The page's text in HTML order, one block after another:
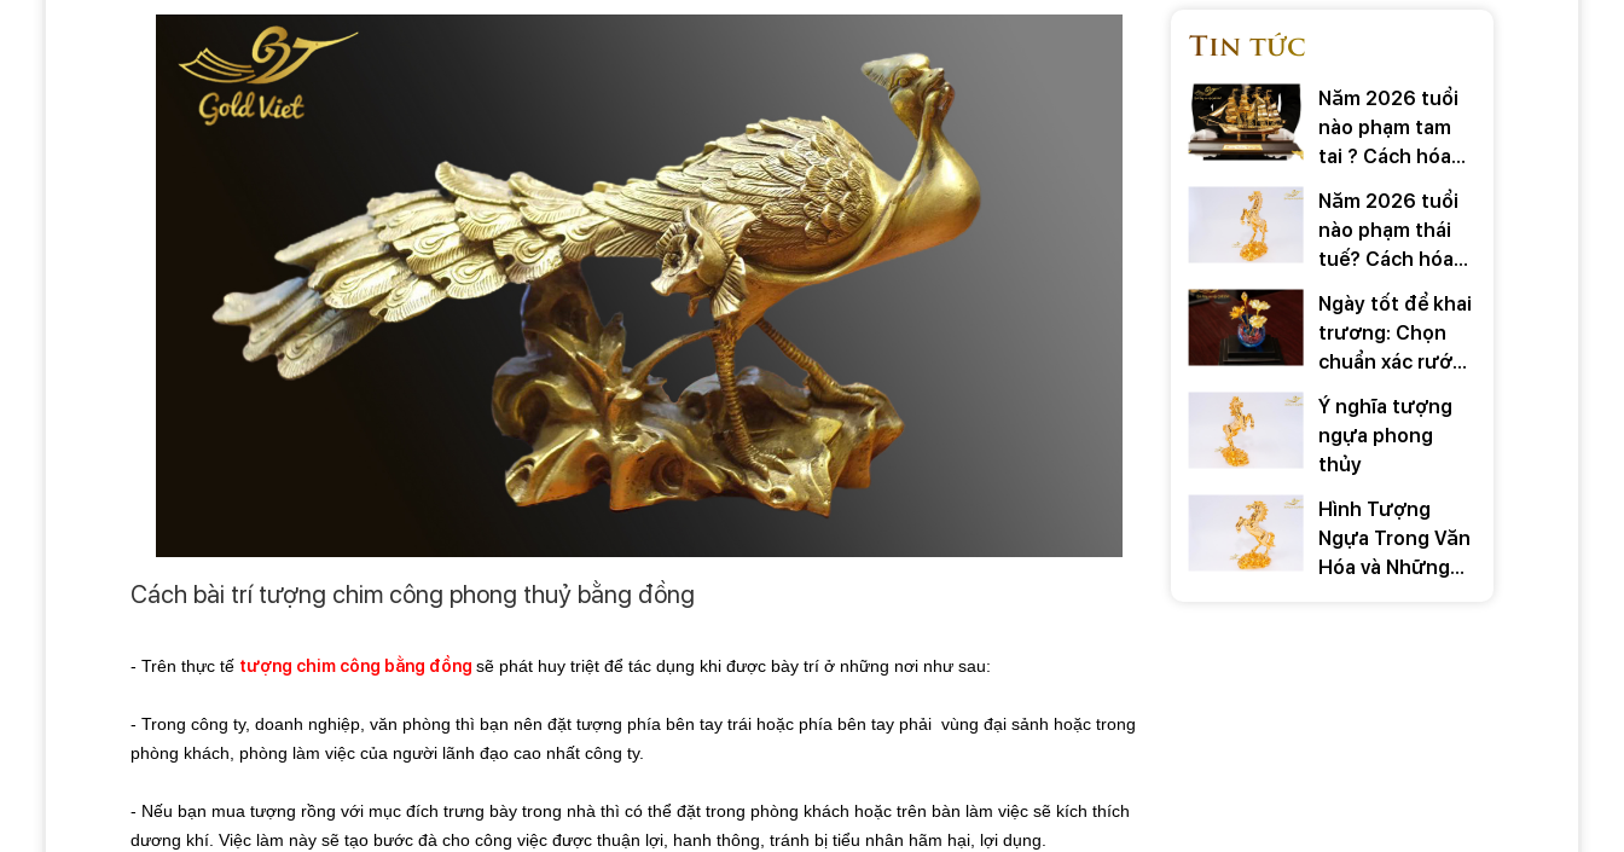
Cách bài trí tượng chim công phong thuỷ bằng đồng
- Trên thực tế tượng chim công bằng đồng sẽ phát huy triệt để tác dụng khi được bày trí ở những nơi như sau:
- Trong công ty, doanh nghiệp, văn phòng thì bạn nên đặt tượng phía bên tay trái hoặc phía bên tay phải vùng đại sảnh hoặc trong
phòng khách, phòng làm việc của người lãnh đạo cao nhất công ty.
- Nếu bạn mua tượng rồng với mục đích trưng bày trong nhà thì có thể đặt trong phòng khách hoặc trên bàn làm việc sẽ kích thích
dương khí. Việc làm này sẽ tạo bước đà cho công việc được thuận lợi, hanh thông, tránh bị tiểu nhân hãm hại, lợi dụng.
Tin tức
Năm 2026 tuổi
nào phạm tam
tai ? Cách hóa
Năm 2026 tuổi
nào phạm thái
tuế? Cách hóa
giải ra sao?
Ngày tốt để khai
trương: Chọn
chuẩn xác rước
TÀI LỘC 2026
Ý nghĩa tượng
ngựa phong
thủy
Hình Tượng
Ngựa Trong Văn
Hóa và Những